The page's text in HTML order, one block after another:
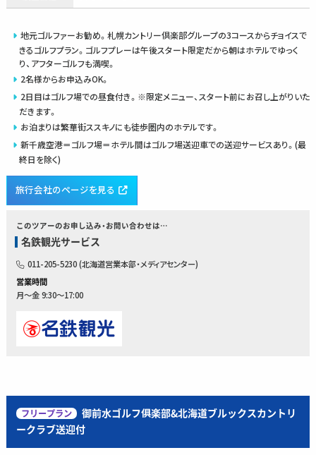
地元ゴルファーお勧め。札幌カントリー倶楽部グループの3コースからチョイスで
きるゴルフプラン。ゴルフプレーは午後スタート限定だから朝はホテルでゆっく
り、アフターゴルフも満喫。
2名様からお申込みOK。
2日目はゴルフ場での昼食付き。※限定メニュー、スタート前にお召し上がりいた
だきます。
お泊まりは繁華街ススキノにも徒歩圏内のホテルです。
新千歳空港＝ゴルフ場＝ホテル間はゴルフ場送迎車での送迎サービスあり。(最
終日を除く)
旅行会社のページを見る
このツアーのお申し込み・お問い合わせは…
名鉄観光サービス
011-205-5230 (北海道営業本部・メディアセンター)
営業時間
月～金 9:30～17:00
フリープラン
御前水ゴルフ俱楽部&北海道ブルックスカントリ
ークラブ送迎付